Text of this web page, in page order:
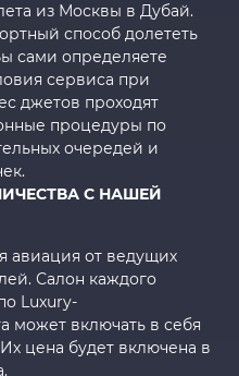
из Москвы в Дубай.
способ долететь
сами определяете
сервиса при
джетов проходят
процедуры по
очередей и
С НАШЕЙ
авиация от ведущих
Салон каждого
Luxury-
может включать в себя
цена будет включена в